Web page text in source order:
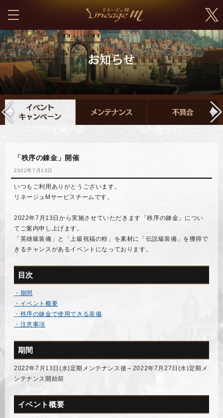
「秩序の錬金」開催
2022年7月13日
いつもご利用ありがとうございます。
リネージュMサービスチームです。
2022年7月13日から実施させていただきます「秩序の錬金」につい
てご案内申し上げます。
「英雄級装備」と「上級祝福の粉」を素材に「伝説級装備」を獲得で
きるチャンスがあるイベントになっております。
目次
・期間
・イベント概要
・秩序の錬金で使用できる装備
・注意事項
期間
2022年7月13日(水)定期メンテナンス後～2022年7月27日(水)定期メ
ンテナンス開始前
イベント概要